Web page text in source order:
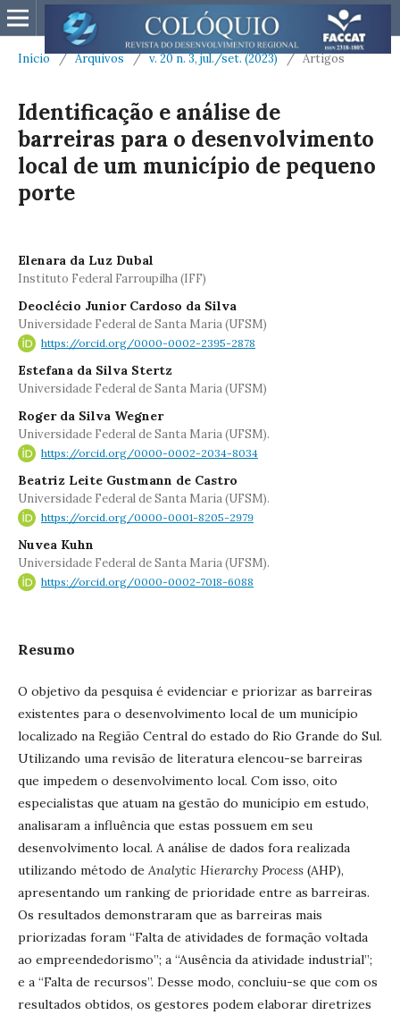
Início / Arquivos / v. 20 n. 3, jul./set. (2023) / Artigos
Identificação e análise de
barreiras para o desenvolvimento
local de um município de pequeno
porte
Elenara da Luz Dubal
Instituto Federal Farroupilha (IFF)
Deoclécio Junior Cardoso da Silva
Universidade Federal de Santa Maria (UFSM)
https://orcid.org/0000-0002-2395-2878
Estefana da Silva Stertz
Universidade Federal de Santa Maria (UFSM)
Roger da Silva Wegner
Universidade Federal de Santa Maria (UFSM).
https://orcid.org/0000-0002-2034-8034
Beatriz Leite Gustmann de Castro
Universidade Federal de Santa Maria (UFSM).
https://orcid.org/0000-0001-8205-2979
Nuvea Kuhn
Universidade Federal de Santa Maria (UFSM).
https://orcid.org/0000-0002-7018-6088
Resumo
O objetivo da pesquisa é evidenciar e priorizar as barreiras
existentes para o desenvolvimento local de um município
localizado na Região Central do estado do Rio Grande do Sul.
Utilizando uma revisão de literatura elencou-se barreiras
que impedem o desenvolvimento local. Com isso, oito
especialistas que atuam na gestão do município em estudo,
analisaram a influência que estas possuem em seu
desenvolvimento local. A análise de dados fora realizada
utilizando método de Analytic Hierarchy Process (AHP),
apresentando um ranking de prioridade entre as barreiras.
Os resultados demonstraram que as barreiras mais
priorizadas foram “Falta de atividades de formação voltada
ao empreendedorismo”; a “Ausência da atividade industrial”;
e a “Falta de recursos”. Desse modo, concluiu-se que com os
resultados obtidos, os gestores podem elaborar diretrizes